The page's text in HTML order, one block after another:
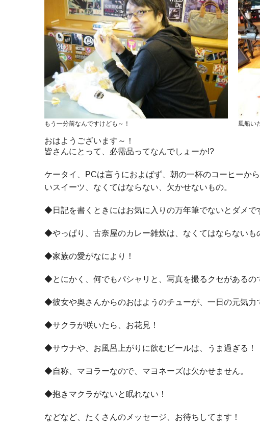
もう一分前なんですけども～！ 風船い
おはようございます～！
皆さんにとって、必需品ってなんでしょーか!?
ケータイ、PCは言うにおよばず、朝の一杯のコーヒーか
いスイーツ、なくてはならない、欠かせないもの。
◆日記を書くときにはお気に入りの万年筆でないとダメで
◆やっぱり、古奈屋のカレー雑炊は、なくてはならないも
◆家族の愛がなにより！
◆とにかく、何でもパシャリと、写真を撮るクセがあるの
◆彼女や奥さんからのおはようのチューが、一日の元気力
◆サクラが咲いたら、お花見！
◆サウナや、お風呂上がりに飲むビールは、うま過ぎる！
◆自称、マヨラーなので、マヨネーズは欠かせません。
◆抱きマクラがないと眠れない！
などなど、たくさんのメッセージ、お待ちしてます！